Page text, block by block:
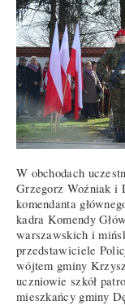
W obchodach
Grzegorz Woźniak i
komendanta
kadra Komendy
warszawskich i
przedstawiciele
wójtem gminy
uczniowie szkół
mieszkańcy gminy